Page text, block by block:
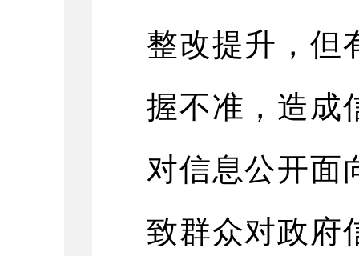
整改提升，但
握不准，造成
对信息公开面
致群众对政府